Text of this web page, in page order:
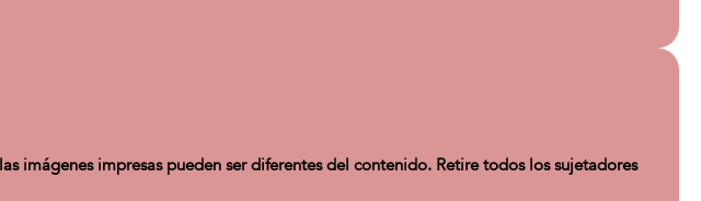
imágenes impresas pueden ser diferentes del contenido. Retire todos los sujetadores